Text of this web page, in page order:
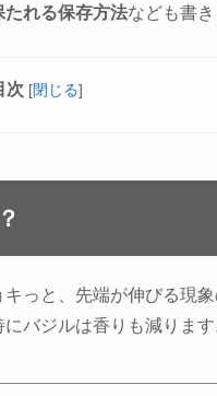
れる保存方法なども書き
次 [閉じる]
っと、先端が伸びる現象
バジルは香りも減ります